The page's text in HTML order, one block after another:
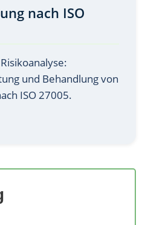
nach ISO
und Behandlung von
ISO 27005.